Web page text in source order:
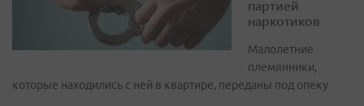
партией
наркотиков
Малолетние
племянники,
которые находились с ней в квартире, переданы под опеку